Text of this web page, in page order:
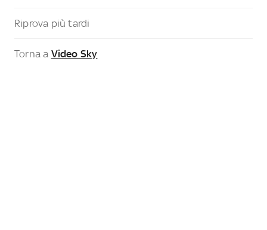
Riprova più tardi
Torna a Video Sky